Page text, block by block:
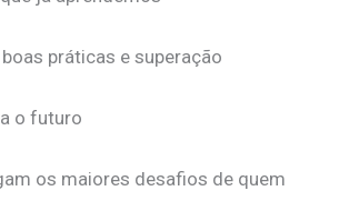
práticas e superação
o futuro
os maiores desafios de quem